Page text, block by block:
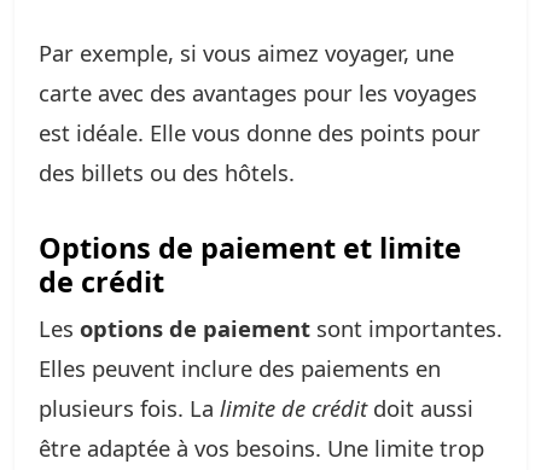
Par exemple, si vous aimez voyager, une
carte avec des avantages pour les voyages
est idéale. Elle vous donne des points pour
des billets ou des hôtels.
Options de paiement et limite
de crédit
Les options de paiement sont importantes.
Elles peuvent inclure des paiements en
plusieurs fois. La limite de créditdoit aussi
être adaptée à vos besoins. Une limite trop